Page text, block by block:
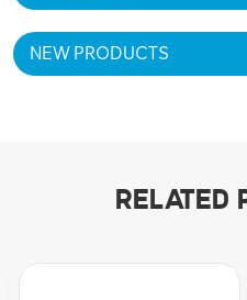
NEW PRODUCTS
RELATED